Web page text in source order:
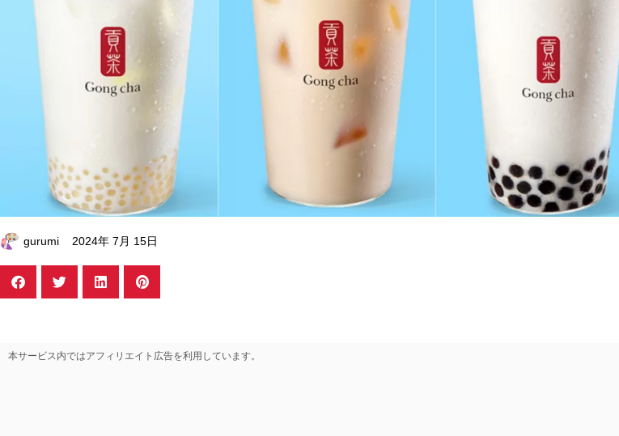
gurumi 2024年 7月 15日
本サービス内ではアフィリエイト広告を利用しています。